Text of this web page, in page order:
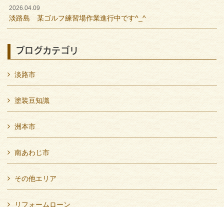
2026.04.09
淡路島 某ゴルフ練習場作業進行中です^_^
ブログカテゴリ
淡路市
塗装豆知識
洲本市
南あわじ市
その他エリア
リフォームローン